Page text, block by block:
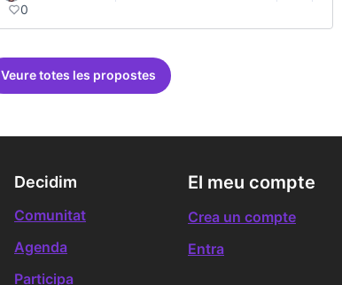
0
Veure totes les propostes
Decidim
Comunitat
Agenda
Participa
El meu compte
Crea un compte
Entra